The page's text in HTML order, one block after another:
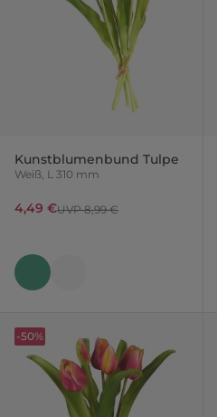
Kunstblumenbund Tulpe
Weiß, L 310 mm
4,49 €UVP 8,99 €
-50%